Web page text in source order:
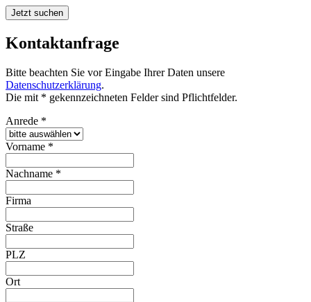
Jetzt suchen
Kontaktanfrage
Bitte beachten Sie vor Eingabe Ihrer Daten unsere
Datenschutzerklärung.
Die mit * gekennzeichneten Felder sind Pflichtfelder.
Anrede *
Vorname *
Nachname *
Firma
Straße
PLZ
Ort